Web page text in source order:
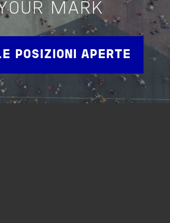
MARK
POSIZIONI APERTE